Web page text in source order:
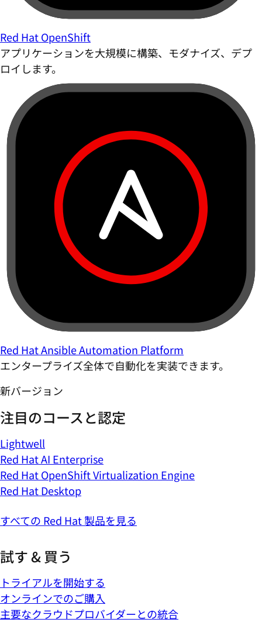
Red Hat OpenShift
アプリケーションを大規模に構築、モダナイズ、デプ
ロイします。
Red Hat Ansible Automation Platform
エンタープライズ全体で自動化を実装できます。
新バージョン
注目のコースと認定
Lightwell
Red Hat AI Enterprise
Red Hat OpenShift Virtualization Engine
Red Hat Desktop
すべての Red Hat 製品を見る
試す & 買う
トライアルを開始する
オンラインでのご購入
主要なクラウドプロバイダーとの統合